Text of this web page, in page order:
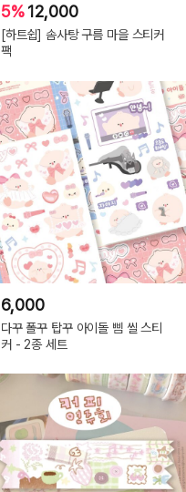
5%12,000
[하트쉽] 솜사탕 구름 마을 스티커
팩
6,000
다꾸 폴꾸 탑꾸 아이돌 삠 씰 스티
커 - 2종 세트